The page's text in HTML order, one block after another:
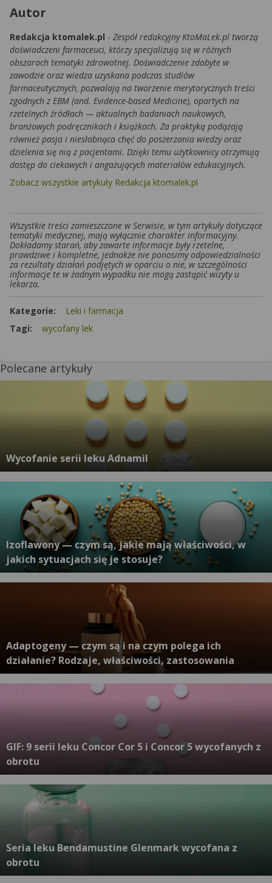
Autor
Redakcja ktomalek.pl - Zespół redakcyjny KtoMaLek.pl tworzą
doświadczeni farmaceuci, którzy specjalizują się w różnych
obszarach tematyki zdrowotnej. Doświadczenie zdobyte w
zawodzie oraz wiedza uzyskana podczas studiów
farmaceutycznych, pozwalają na tworzenie merytorycznych treści
zgodnych z EBM (and. Evidence-based Medicine), opartych na
rzetelnych źródłach — aktualnych badaniach naukowych,
branżowych podręcznikach i książkach. Za praktyką podążają
również pasja i niesłabnąca chęć do poszerzania wiedzy oraz
dzielenia się nią z pacjentami. Dzięki temu użytkownicy otrzymują
dostęp do ciekawych i angażujących materiałów edukacyjnych.
Zobacz wszystkie artykuły Redakcja ktomalek.pl
Wszystkie treści zamieszczone w Serwisie, w tym artykuły dotyczące
tematyki medycznej, mają wyłącznie charakter informacyjny.
Dokładamy starań, aby zawarte informacje były rzetelne,
prawdziwe i kompletne, jednakże nie ponosimy odpowiedzialności
za rezultaty działań podjętych w oparciu o nie, w szczególności
informacje te w żadnym wypadku nie mogą zastąpić wizyty u
lekarza.
Kategorie:
Leki i farmacja
Tagi:
wycofany lek
Polecane artykuły
Wycofanie serii leku Adnamil
Izoflawony — czym są, jakie mają właściwości, w
jakich sytuacjach się je stosuje?
Adaptogeny — czym są i na czym polega ich
działanie? Rodzaje, właściwości, zastosowania
GIF: 9 serii leku Concor Cor 5 i Concor 5 wycofanych z
obrotu
Seria leku Bendamustine Glenmark wycofana z
obrotu